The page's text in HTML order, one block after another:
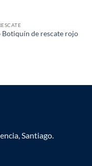
Botiquín de rescate rojo
Santiago.